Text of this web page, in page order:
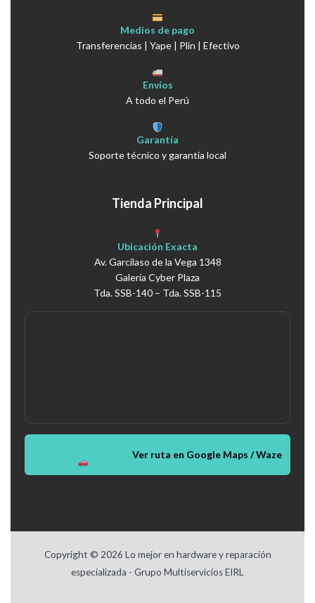
Medios de pago
Transferencias | Yape | Plin | Efectivo
Envíos
A todo el Perú
Garantía
Soporte técnico y garantía local
Tienda Principal
Ubicación Exacta
Av. Garcilaso de la Vega 1348
Galería Cyber Plaza
Tda. SSB-140 – Tda. SSB-115
Ver ruta en Google Maps / Waze
Copyright © 2026 Lo mejor en hardware y reparación
especializada - Grupo Multiservicios EIRL